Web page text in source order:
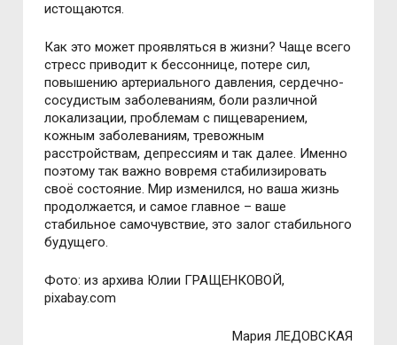
истощаются.
Как это может проявляться в жизни? Чаще всего
стресс приводит к бессоннице, потере сил,
повышению артериального давления, сердечно-
сосудистым заболеваниям, боли различной
локализации, проблемам с пищеварением,
кожным заболеваниям, тревожным
расстройствам, депрессиям и так далее. Именно
поэтому так важно вовремя стабилизировать
своё состояние. Мир изменился, но ваша жизнь
продолжается, и самое главное – ваше
стабильное самочувствие, это залог стабильного
будущего.
Фото: из архива Юлии ГРАЩЕНКОВОЙ,
pixabay.com
Мария ЛЕДОВСКАЯ